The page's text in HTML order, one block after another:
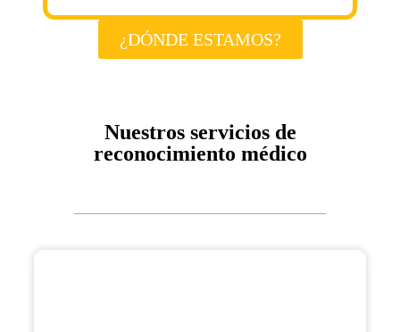
¿DÓNDE ESTAMOS?
Nuestros servicios de
reconocimiento médico